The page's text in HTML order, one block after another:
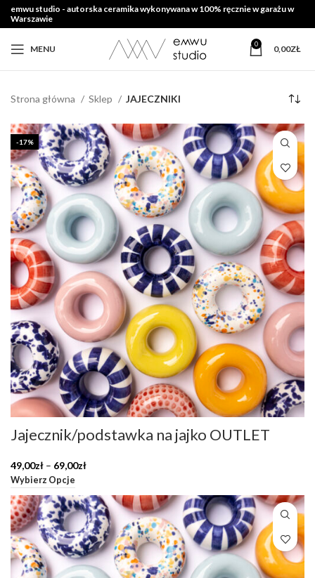
emwu studio - autorska ceramika wykonywana w 100% ręcznie w garażu w
Warszawie
MENU 0 0,00ZŁ
Strona główna Sklep JAJECZNIKI
-17%
Jajecznik/podstawka na jajko OUTLET
49,00zł – 69,00złZakres
49,00zł
do
69,00zł
Wybierz Opcje